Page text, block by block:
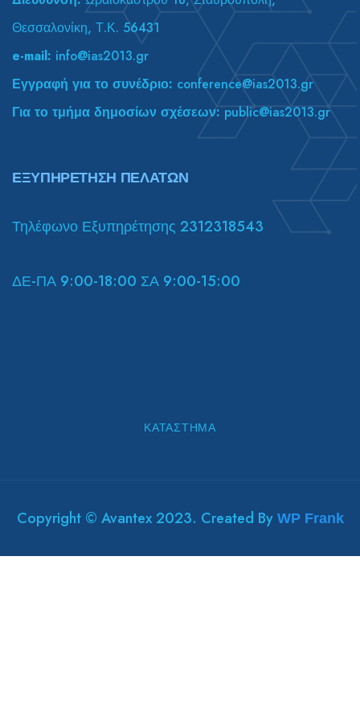
Θεσσαλονίκη, Τ.Κ. 56431
e-mail: info@ias2013.gr
Εγγραφή για το συνέδριο: conference@ias2013.gr
Για το τμήμα δημοσίων σχέσεων:public@ias2013.gr
ΕΞΥΠΗΡΕΤΗΣΗ ΠΕΛΑΤΩΝ
Τηλέφωνο Εξυπηρέτησης 2312318543
ΔΕ-ΠΑ 9:00-18:00 ΣΑ 9:00-15:00
ΚΑΤΆΣΤΗΜΑ
Copyright © Avantex 2023. Created By WP Frank